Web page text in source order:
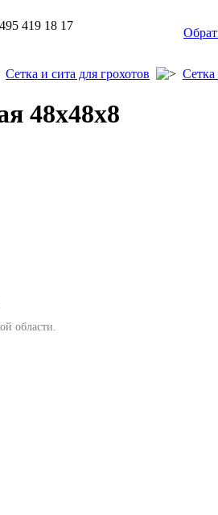
419 18 17
Сетка и сита для грохотов Сетка
48х48х8
области.